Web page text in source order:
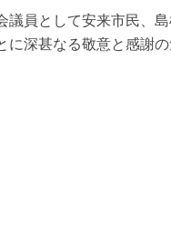
議員として安来市民、
に深甚なる敬意と感謝